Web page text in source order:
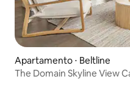
Apartamento ⋅ Beltline
The Domain Skyline View